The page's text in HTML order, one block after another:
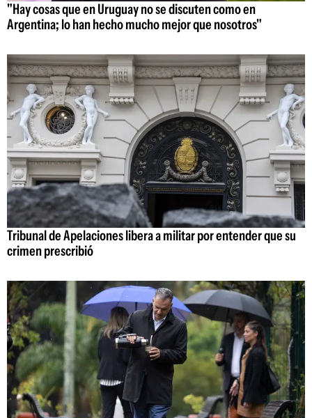
"Hay cosas que en Uruguay no se discuten como en
Argentina; lo han hecho mucho mejor que nosotros"
Tribunal de Apelaciones libera a militar por entender que su
crimen prescribió